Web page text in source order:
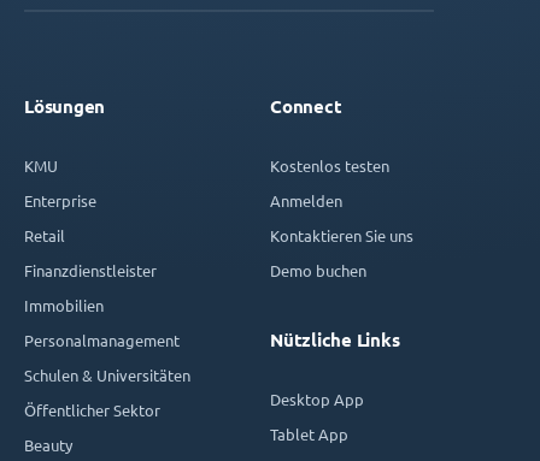
Lösungen
KMU
Enterprise
Retail
Finanzdienstleister
Immobilien
Personalmanagement
Schulen & Universitäten
Öffentlicher Sektor
Beauty
Connect
Kostenlos testen
Anmelden
Kontaktieren Sie uns
Demo buchen
Nützliche Links
Desktop App
Tablet App